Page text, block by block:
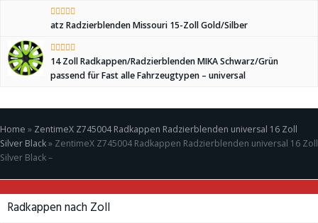
atz Radzierblenden Missouri 15-Zoll Gold/Silber
14 Zoll Radkappen/Radzierblenden MIKA Schwarz/Grün
passend für Fast alle Fahrzeugtypen – universal
Home » ZentimeX Z745004 Radkappen Radzierblenden universal 16 Zoll
Silver Black» ZentimeX Z745004 Radkappen Radzierblenden universal 16 Zoll
Silver Black –
Radkappen nach Zoll